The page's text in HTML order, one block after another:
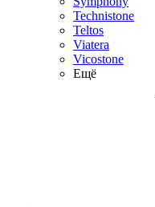
Technistone
Teltos
Viatera
Vicostone
Ещё